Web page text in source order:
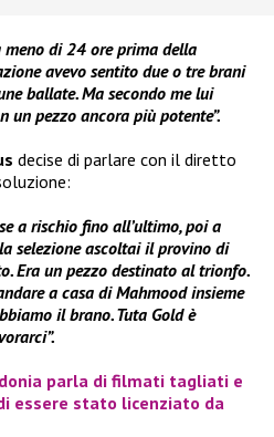
meno di 24 ore prima della
avevo sentito due o tre brani
ballate. Ma secondo me lui
un pezzo ancora più potente”.
decise di parlare con il diretto
a rischio fino all’ultimo, poi a
selezione ascoltai il provino di
Era un pezzo destinato al trionfo.
a casa di Mahmood insieme
il brano. Tuta Gold è
parla di filmati tagliati e
essere stato licenziato da